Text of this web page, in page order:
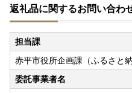
ガキ）」のQRコードをスマ
された画面(自治体マイペー
ます。
なお、紙での申請をご希望の
でご連絡いただくか、以下よ
い。
返礼品に関するお問い合わ
担当課
赤平市役所企画課（ふるさと納
委託事業者名